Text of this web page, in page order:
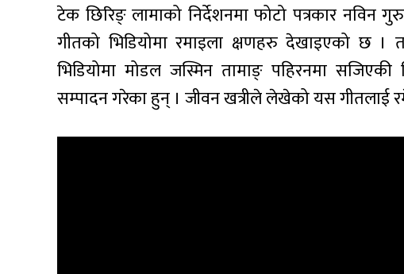
टेक छिरिङ् लामाको निर्देशनमा फोटो पत्रकार नविन
गीतको भिडियोमा रमाइला क्षणहरु देखाइएको छ
भिडियोमा मोडल जस्मिन तामाङ् पहिरनमा
सम्पादन गरेका हुन् । जीवन खत्रीले लेखेको यस गीतलाई